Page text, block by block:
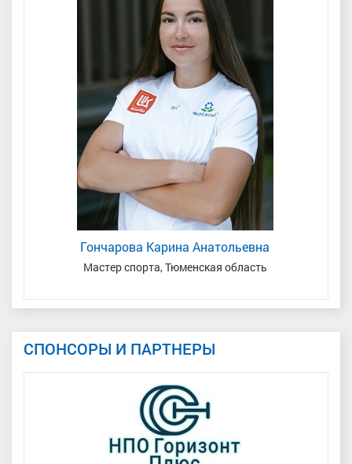
Гончарова Карина Анатольевна
Мастер спорта, Тюменская область
СПОНСОРЫ И ПАРТНЕРЫ